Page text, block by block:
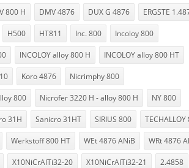
800 H DMV 4876 DUX G 4876 ERGSTE
H500 HT811 Inc. 800 Incoloy 800
INCOLOY alloy 800 H INCOLOY alloy 800 HT
Koro 4876 Nicrimphy 800
800 Nicrofer 3220 H - alloy 800 H NY 800
31H Sanicro 31HT SIRIUS 800 TECHALLOY
Werkstoff 800 HT WEt 4876 ANiB WRt 4876
X10NiCrAlTi32-20 X10NiCrAlTi32-21 2.4858